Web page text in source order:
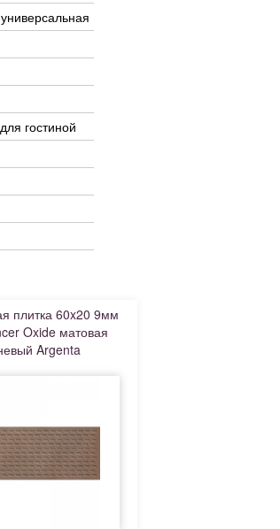
гостиной
плитка 60x20 9мм
Oxide матовая
Argenta